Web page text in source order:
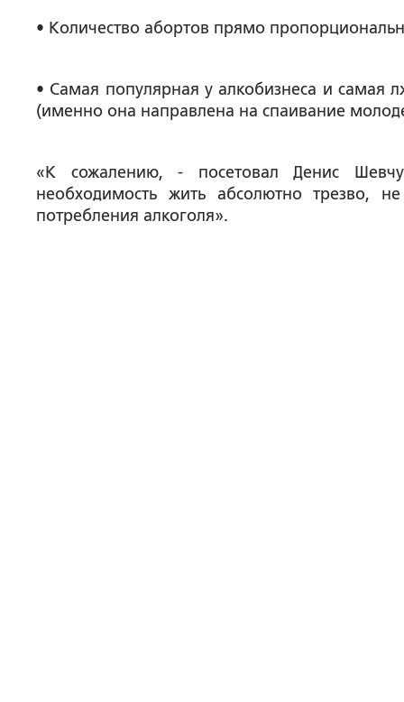
• Количество абортов прямо
• Самая популярная у алкобизнеса и самая
(именно она направлена на спаивание
«К сожалению, - посетовал Денис
необходимость жить абсолютно трезво,
потребления алкоголя».